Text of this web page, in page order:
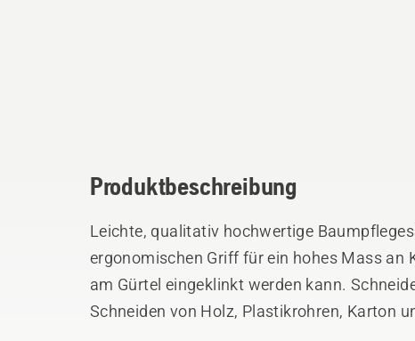
Produktbeschreibung
Leichte, qualitativ hochwertige
ergonomischen Griff für ein hohes Mass
am Gürtel eingeklinkt werden kann.
Schneiden von Holz, Plastikrohren, Karton